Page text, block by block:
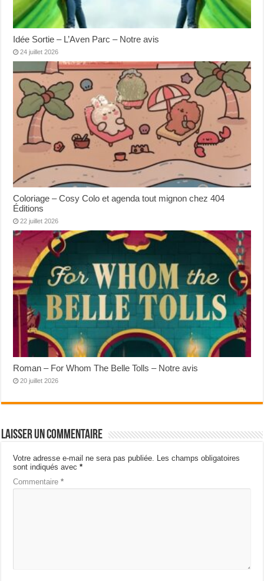
Idée Sortie – L’Aven Parc – Notre avis
24 juillet 2026
Coloriage – Cosy Colo et agenda tout mignon chez 404
Éditions
22 juillet 2026
Roman – For Whom The Belle Tolls – Notre avis
20 juillet 2026
Laisser un commentaire
Votre adresse e-mail ne sera pas publiée. Les champs obligatoires
sont indiqués avec*
Commentaire*